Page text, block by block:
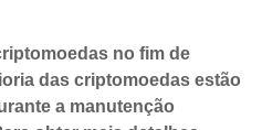
no fim de
das criptomoedas estão
a manutenção